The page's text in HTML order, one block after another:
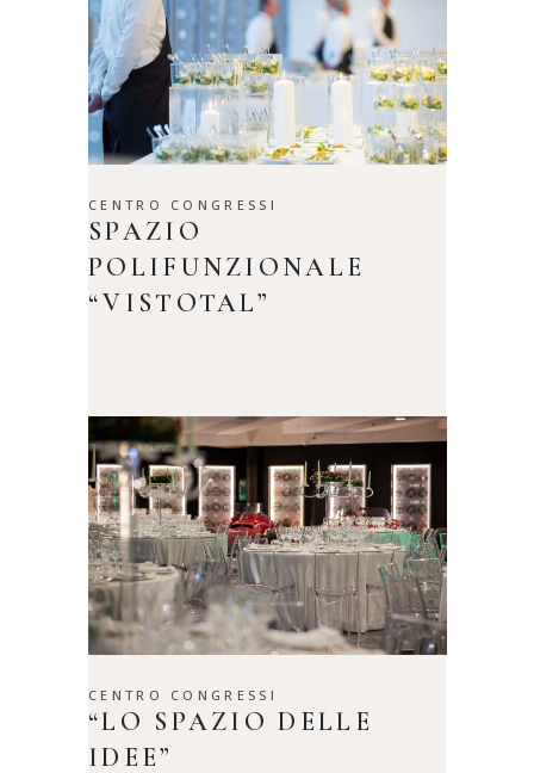
CENTRO CONGRESSI
SPAZIO
POLIFUNZIONALE
“VISTOTAL”
CENTRO CONGRESSI
“LO SPAZIO DELLE
IDEE”